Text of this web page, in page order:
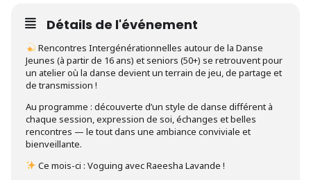
Détails de l'événement
Rencontres Intergénérationnelles autour de la Danse
Jeunes (à partir de 16 ans) et seniors (50+) se retrouvent pour
un atelier où la danse devient un terrain de jeu, de partage et
de transmission !
Au programme : découverte d’un style de danse différent à
chaque session, expression de soi, échanges et belles
rencontres — le tout dans une ambiance conviviale et
bienveillante.
Ce mois-ci : Voguing avec Raeesha Lavande !